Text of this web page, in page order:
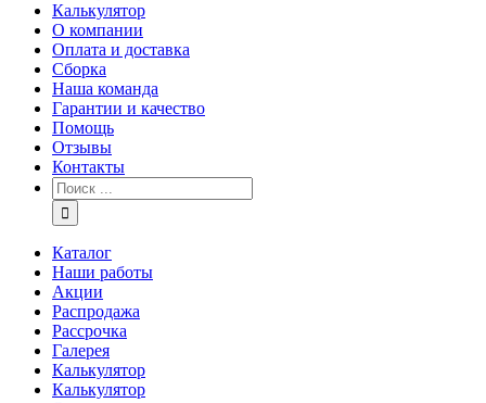
Калькулятор
О компании
Оплата и доставка
Сборка
Наша команда
Гарантии и качество
Помощь
Отзывы
Контакты
Каталог
Наши работы
Акции
Распродажа
Рассрочка
Галерея
Калькулятор
Калькулятор